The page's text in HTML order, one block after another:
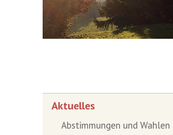
Aktuelles
Abstimmungen und Wahlen